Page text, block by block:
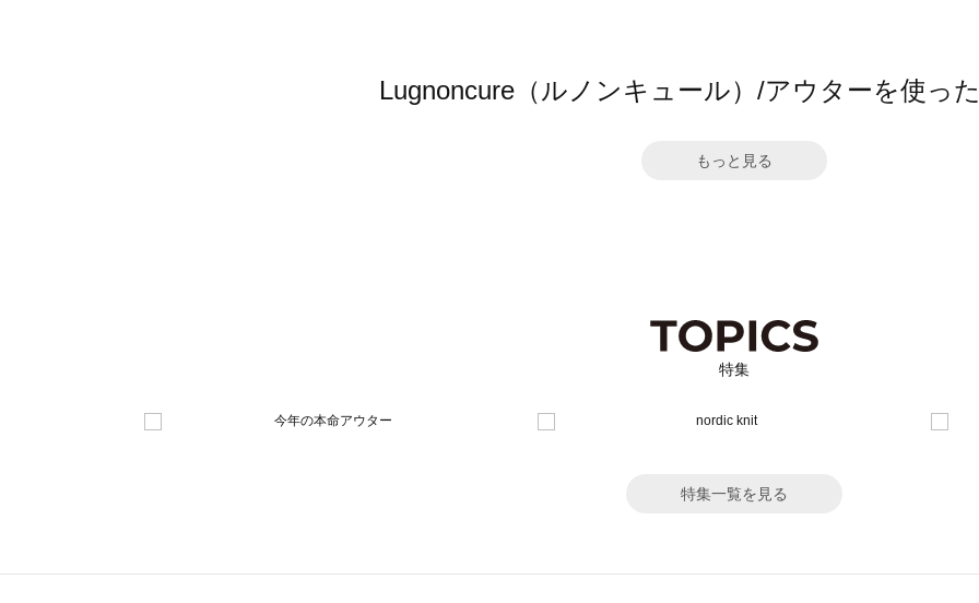
Lugnoncure（ルノンキュール）/アウターを使っ
もっと見る
特集
特集一覧を見る